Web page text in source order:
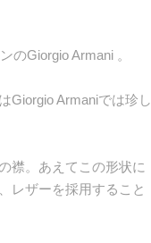
のGiorgio Armani 。
Giorgio Armaniでは珍し
襟。あえてこの形状に
レザーを採用すること